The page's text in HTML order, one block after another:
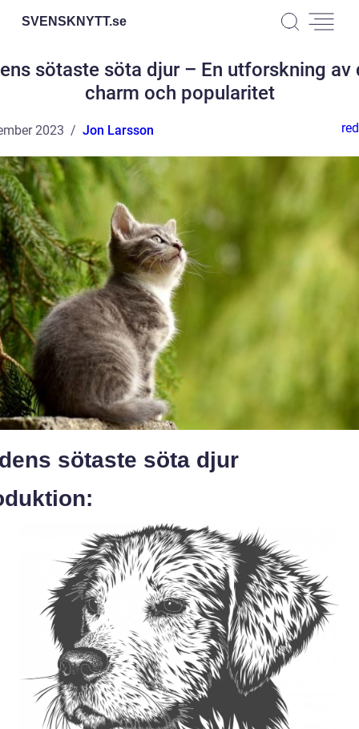
SVENSKNYTT.se
sötaste söta djur – En utforskning av
charm och popularitet
2023 Jon Larsson
sötaste söta djur